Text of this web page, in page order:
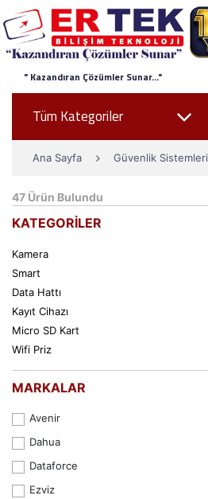
" Kazandıran Çözümler Sunar..."
Tüm Kategoriler
Ana Sayfa Güvenlik Sistemleri
47 Ürün Bulundu
KATEGORİLER
Kamera
Smart
Data Hattı
Kayıt Cihazı
Micro SD Kart
Wifi Priz
MARKALAR
Avenir
Dahua
Dataforce
Ezviz